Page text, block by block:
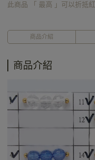
此商品 「 最高 」可以折抵紅
商品介紹
商品介紹